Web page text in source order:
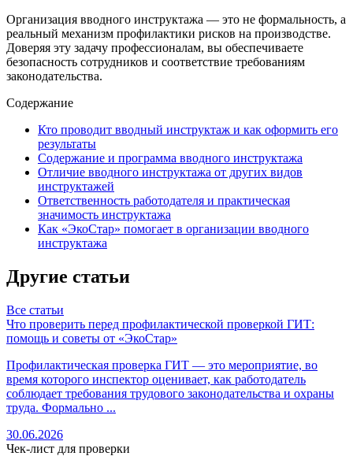
Организация вводного инструктажа — это не формальность, а
реальный механизм профилактики рисков на производстве.
Доверяя эту задачу профессионалам, вы обеспечиваете
безопасность сотрудников и соответствие требованиям
законодательства.
Содержание
Кто проводит вводный инструктаж и как оформить его
результаты
Содержание и программа вводного инструктажа
Отличие вводного инструктажа от других видов
инструктажей
Ответственность работодателя и практическая
значимость инструктажа
Как «ЭкоСтар» помогает в организации вводного
инструктажа
Другие статьи
Все статьи
Что проверить перед профилактической проверкой ГИТ:
помощь и советы от «ЭкоСтар»
Профилактическая проверка ГИТ — это мероприятие, во
время которого инспектор оценивает, как работодатель
соблюдает требования трудового законодательства и охраны
труда. Формально ...
30.06.2026
Чек-лист для проверки